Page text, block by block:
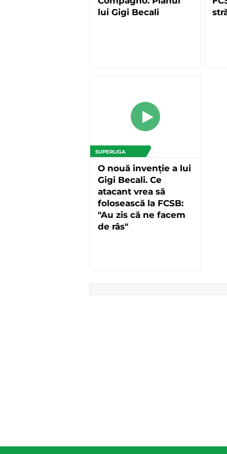
lui Gigi Becali
SUPERLIGA
O nouă invenție a lui
Gigi Becali. Ce
atacant vrea să
folosească la FCSB:
"Au zis că ne facem
de râs"